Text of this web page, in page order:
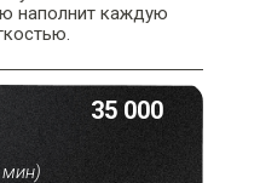
наполнит каждую
35 000
мин)